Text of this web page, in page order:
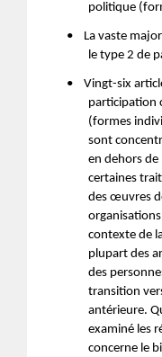
politique
•
La vaste
le type 2 de
•
Vingt-six
participation
(formes
sont
en dehors
certaines
des œuvres
contexte de
plupart des
des
transition
antérieure.
examiné les
concerne le